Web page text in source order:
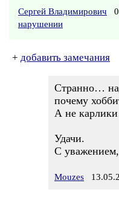
Сергей Владимирович
нарушении
+ добавить замечания
Странно…
почему
А не
Удачи.
С
Mouzes